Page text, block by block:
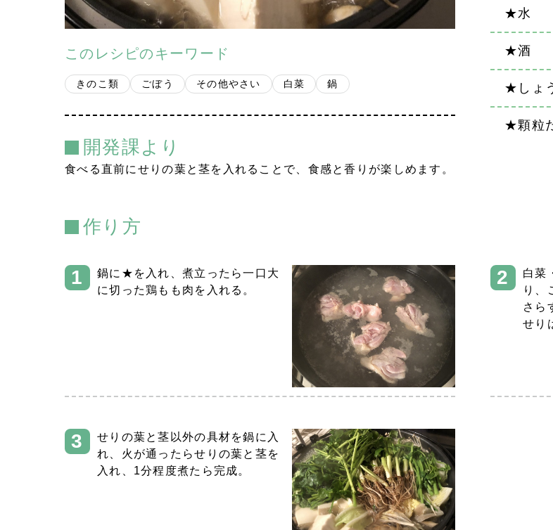
このレシピのキーワード
きのこ類 ごぼう その他やさい 白菜 鍋
開発課より
食べる直前にせりの葉と茎を入れることで、食感と香りが楽しめます。
★水
★酒
★しょ
★顆粒
作り方
鍋に★を入れ、煮立ったら一口大
に切った鶏もも肉を入れる。
白菜
り、
さら
せり
せりの葉と茎以外の具材を鍋に入
れ、火が通ったらせりの葉と茎を
入れ、1分程度煮たら完成。